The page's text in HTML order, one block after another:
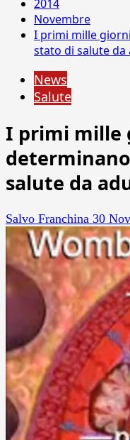
2014
Novembre
I primi mille
stato di salute da
News
Salute
I primi mille
salute da
Salvo Franchina 30